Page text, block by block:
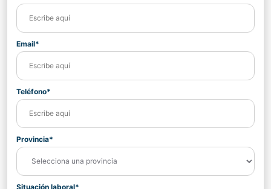
Email*
Teléfono*
Provincia*
Situación laboral*